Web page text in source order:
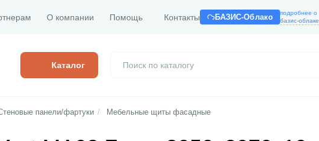
О компании Помощь Контакты БАЗИС-Облако
подробнее о
базис-облаке
Каталог
панели/фартуки / Мебельные щиты фасадные